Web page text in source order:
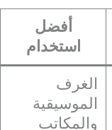
أفضل
استخدام
الغرف
الموسيقية
والمكاتب